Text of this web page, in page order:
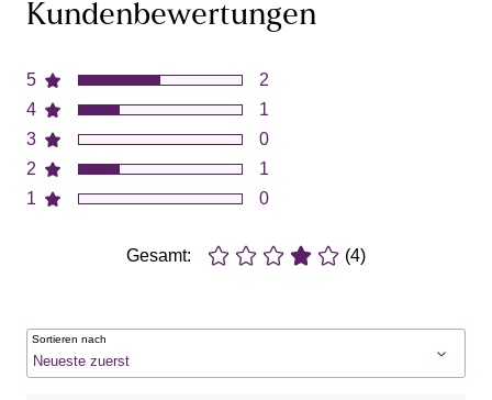
Kundenbewertungen
5
4
3
2
1
2
1
0
1
0
Gesamt: (4)
Sortieren nach